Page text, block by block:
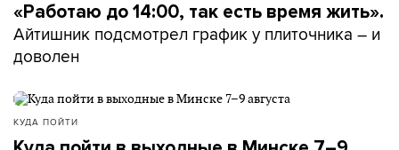
«Работаю до 14:00, так есть время жить».
Айтишник подсмотрел график у плиточника – и
доволен
КУДА ПОЙТИ